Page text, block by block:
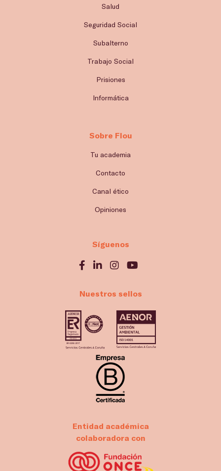
Salud
Seguridad Social
Subalterno
Trabajo Social
Prisiones
Informática
Sobre Flou
Tu academia
Contacto
Canal ético
Opiniones
Síguenos
Nuestros sellos
Entidad académica
colaboradora con